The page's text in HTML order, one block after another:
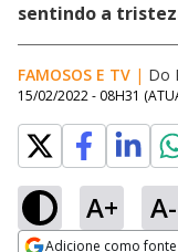
sentindo a
FAMOSOS E TV | Do
15/02/2022 - 08H31
A+ A-
Adicione como